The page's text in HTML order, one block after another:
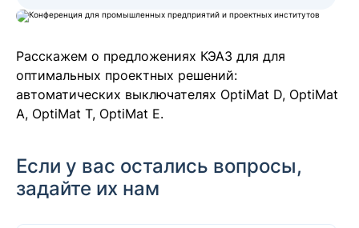
Семинары
Мобильный выставочный комплекс
Расскажем о предложениях КЭАЗ для для
оптимальных проектных решений:
автоматических выключателях OptiMat D, OptiMat
A, OptiMat T, OptiMat E.
Если у вас остались вопросы,
задайте их нам